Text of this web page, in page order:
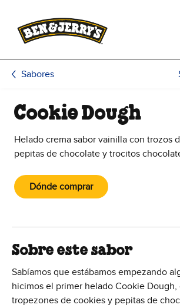
Sabores
Cookie Dough
Helado crema sabor vainilla con trozos
pepitas de chocolate y trocitos
Dónde comprar
Sobre este sabor
Sabíamos que estábamos empezando
hicimos el primer helado Cookie
tropezones de cookies y pepitas de